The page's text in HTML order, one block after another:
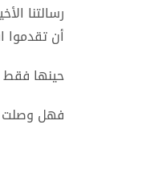
رسالتنا
أن تقدموا
حينها فقط
فهل وصلت